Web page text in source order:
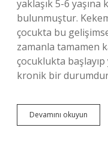
yaklaşık 5-6
bulunmuştur.
çocukta bu
zamanla tamamen
çocuklukta
kronik bir
Devamını okuyun